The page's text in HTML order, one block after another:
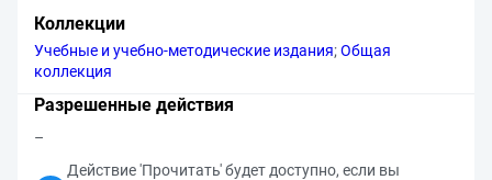
Коллекции
Учебные и учебно-методические издания;Общая
коллекция
Разрешенные действия
–
Действие 'Прочитать' будет доступно, если вы